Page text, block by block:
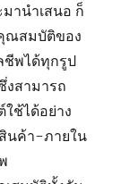
นำเสนอ ก็
ณสมบัติของ
ชีพได้ทุกรูป
งสามารถ
ช้ได้อย่าง
นค้า-ภายใน